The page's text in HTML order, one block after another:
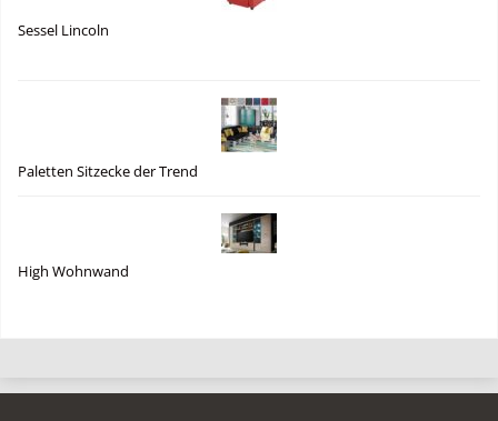
Sessel Lincoln
Paletten Sitzecke der Trend
High Wohnwand